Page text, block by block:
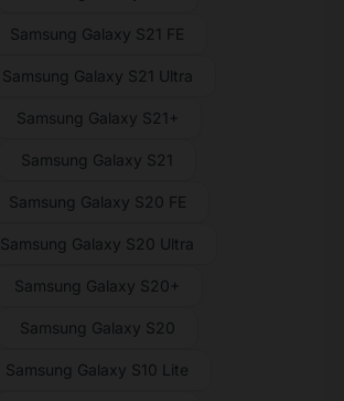
Samsung Galaxy S21 FE
Samsung Galaxy S21 Ultra
Samsung Galaxy S21+
Samsung Galaxy S21
Samsung Galaxy S20 FE
Samsung Galaxy S20 Ultra
Samsung Galaxy S20+
Samsung Galaxy S20
Samsung Galaxy S10 Lite